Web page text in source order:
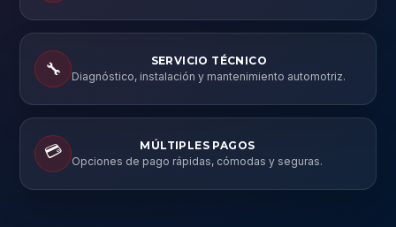
🔧
SERVICIO TÉCNICO
Diagnóstico, instalación y mantenimiento automotriz.
💳
MÚLTIPLES PAGOS
Opciones de pago rápidas, cómodas y seguras.